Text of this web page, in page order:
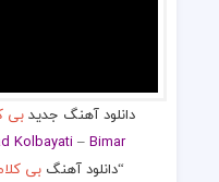
دانلود آهنگ جدیدبی
Kolbayati–Bimar
“دانلود آهنگ بی